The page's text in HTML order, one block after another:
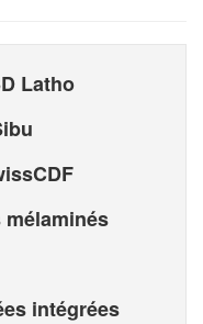
Latho
mélaminés
intégrées